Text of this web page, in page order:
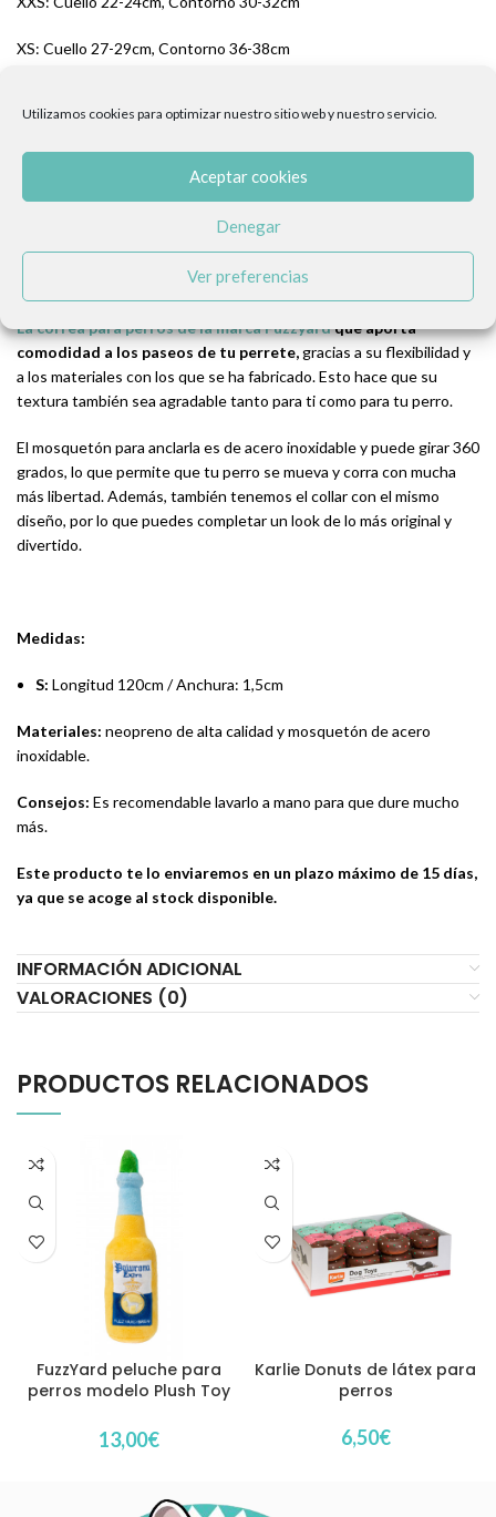
Utilizamos cookies para optimizar nuestro sitio web y nuestro servicio.
Aceptar cookies
Denegar
Ver preferencias
XS: Cuello 27-29cm, Contorno 36-38cm
L: Cuello 38-40cm, Contorno 50-52cm
XL: Cuello 44-46cm, Contorno 58-60cm
La correa para perros de la marca Fuzzyardque aporta
comodidad a los paseos de tu perrete,gracias a su flexibilidad y
a los materiales con los que se ha fabricado. Esto hace que su
textura también sea agradable tanto para ti como para tu perro.
El mosquetón para anclarla es de acero inoxidable y puede girar 360
grados, lo que permite que tu perro se mueva y corra con mucha
más libertad. Además, también tenemos el collar con el mismo
diseño, por lo que puedes completar un look de lo más original y
divertido.
Medidas:
S: Longitud 120cm / Anchura: 1,5cm
Materiales: neopreno de alta calidad y mosquetón de acero
inoxidable.
Consejos: Es recomendable lavarlo a mano para que dure mucho
más.
Este producto te lo enviaremos en un plazo máximo de 15 días,
ya que se acoge al stock disponible.
INFORMACIÓN ADICIONAL
VALORACIONES (0)
PRODUCTOS RELACIONADOS
FuzzYard peluche para
perros modelo Plush Toy
13,00€
Karlie Donuts de látex para
perros
6,50€